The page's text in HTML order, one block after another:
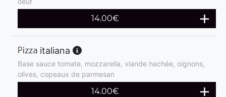
14.00€
italiana
Base sauce tomate, mozzarella, viande hachée, oignons,
olives, copeaux de parmesan
14.00€